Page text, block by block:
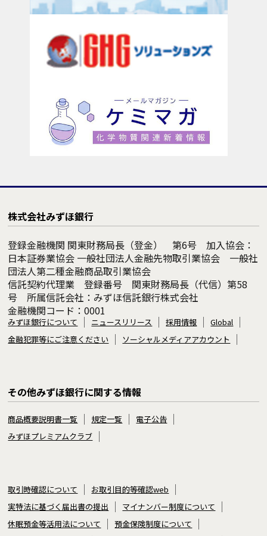
株式会社みずほ銀行
登録金融機関 関東財務局長（登金） 第6号 加入協会：
日本証券業協会 一般社団法人金融先物取引業協会 一般社
団法人第二種金融商品取引業協会
信託契約代理業 登録番号 関東財務局長（代信）第58
号 所属信託会社：みずほ信託銀行株式会社
金融機関コード：0001
みずほ銀行について ニュースリリース 採用情報
Global
金融犯罪等にご注意ください
ソーシャルメディアアカウント
その他みずほ銀行に関する情報
商品概要説明書一覧 規定一覧
電子公告
みずほプレミアムクラブ
取引時確認について
お取引目的等確認web
実特法に基づく届出書の提出
マイナンバー制度について
休眠預金等活用法について
預金保険制度について